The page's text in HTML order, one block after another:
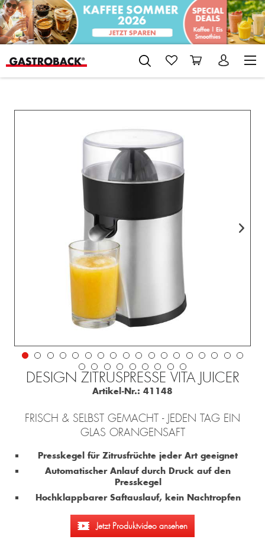
DESIGN ZITRUSPRESSE VITA JUICER
Artikel-Nr.: 41148
FRISCH & SELBST GEMACHT - JEDEN TAG EIN
GLAS ORANGENSAFT
Presskegel für Zitrusfrüchte jeder Art geeignet
Automatischer Anlauf durch Druck auf den
Presskegel
Hochklappbarer Saftauslauf, kein Nachtropfen
Jetzt Produktvideo ansehen